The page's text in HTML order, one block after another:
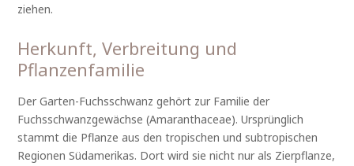
ziehen.
Herkunft, Verbreitung und
Pflanzenfamilie
Der Garten-Fuchsschwanz gehört zur Familie der
Fuchsschwanzgewächse (Amaranthaceae). Ursprünglich
stammt die Pflanze aus den tropischen und subtropischen
Regionen Südamerikas. Dort wird sie nicht nur als Zierpflanze,